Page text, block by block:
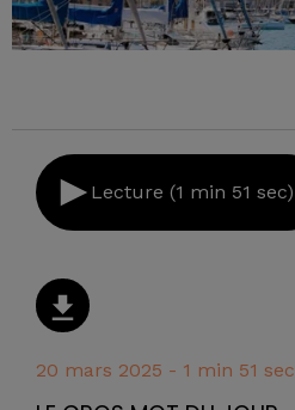
Lecture (1 min 51 sec)
20 mars 2025 - 1 min 51 sec